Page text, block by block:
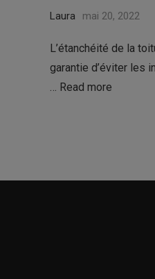
Laura mai 20, 2022
L’étanchéité de la
garantie d’éviter les
… Read more